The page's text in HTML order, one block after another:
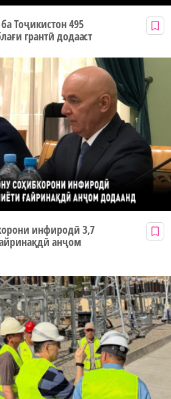
Тоҷикистон 495
грантӣ додааст
инфиродӣ 3,7
анҷом